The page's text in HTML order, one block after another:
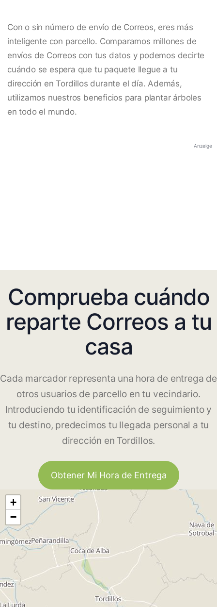
Con o sin número de envío de Correos, eres más
inteligente con parcello. Comparamos millones de
envíos de Correos con tus datos y podemos decirte
cuándo se espera que tu paquete llegue a tu
dirección en Tordillos durante el día. Además,
utilizamos nuestros beneficios para plantar árboles
en todo el mundo.
Anzeige
Comprueba cuándo
reparte Correos a tu
casa
Cada marcador representa una hora de entrega de
otros usuarios de parcello en tu vecindario.
Introduciendo tu identificación de seguimiento y
tu destino, predecimos tu llegada personal a tu
dirección en Tordillos.
Obtener Mi Hora de Entrega
+
−